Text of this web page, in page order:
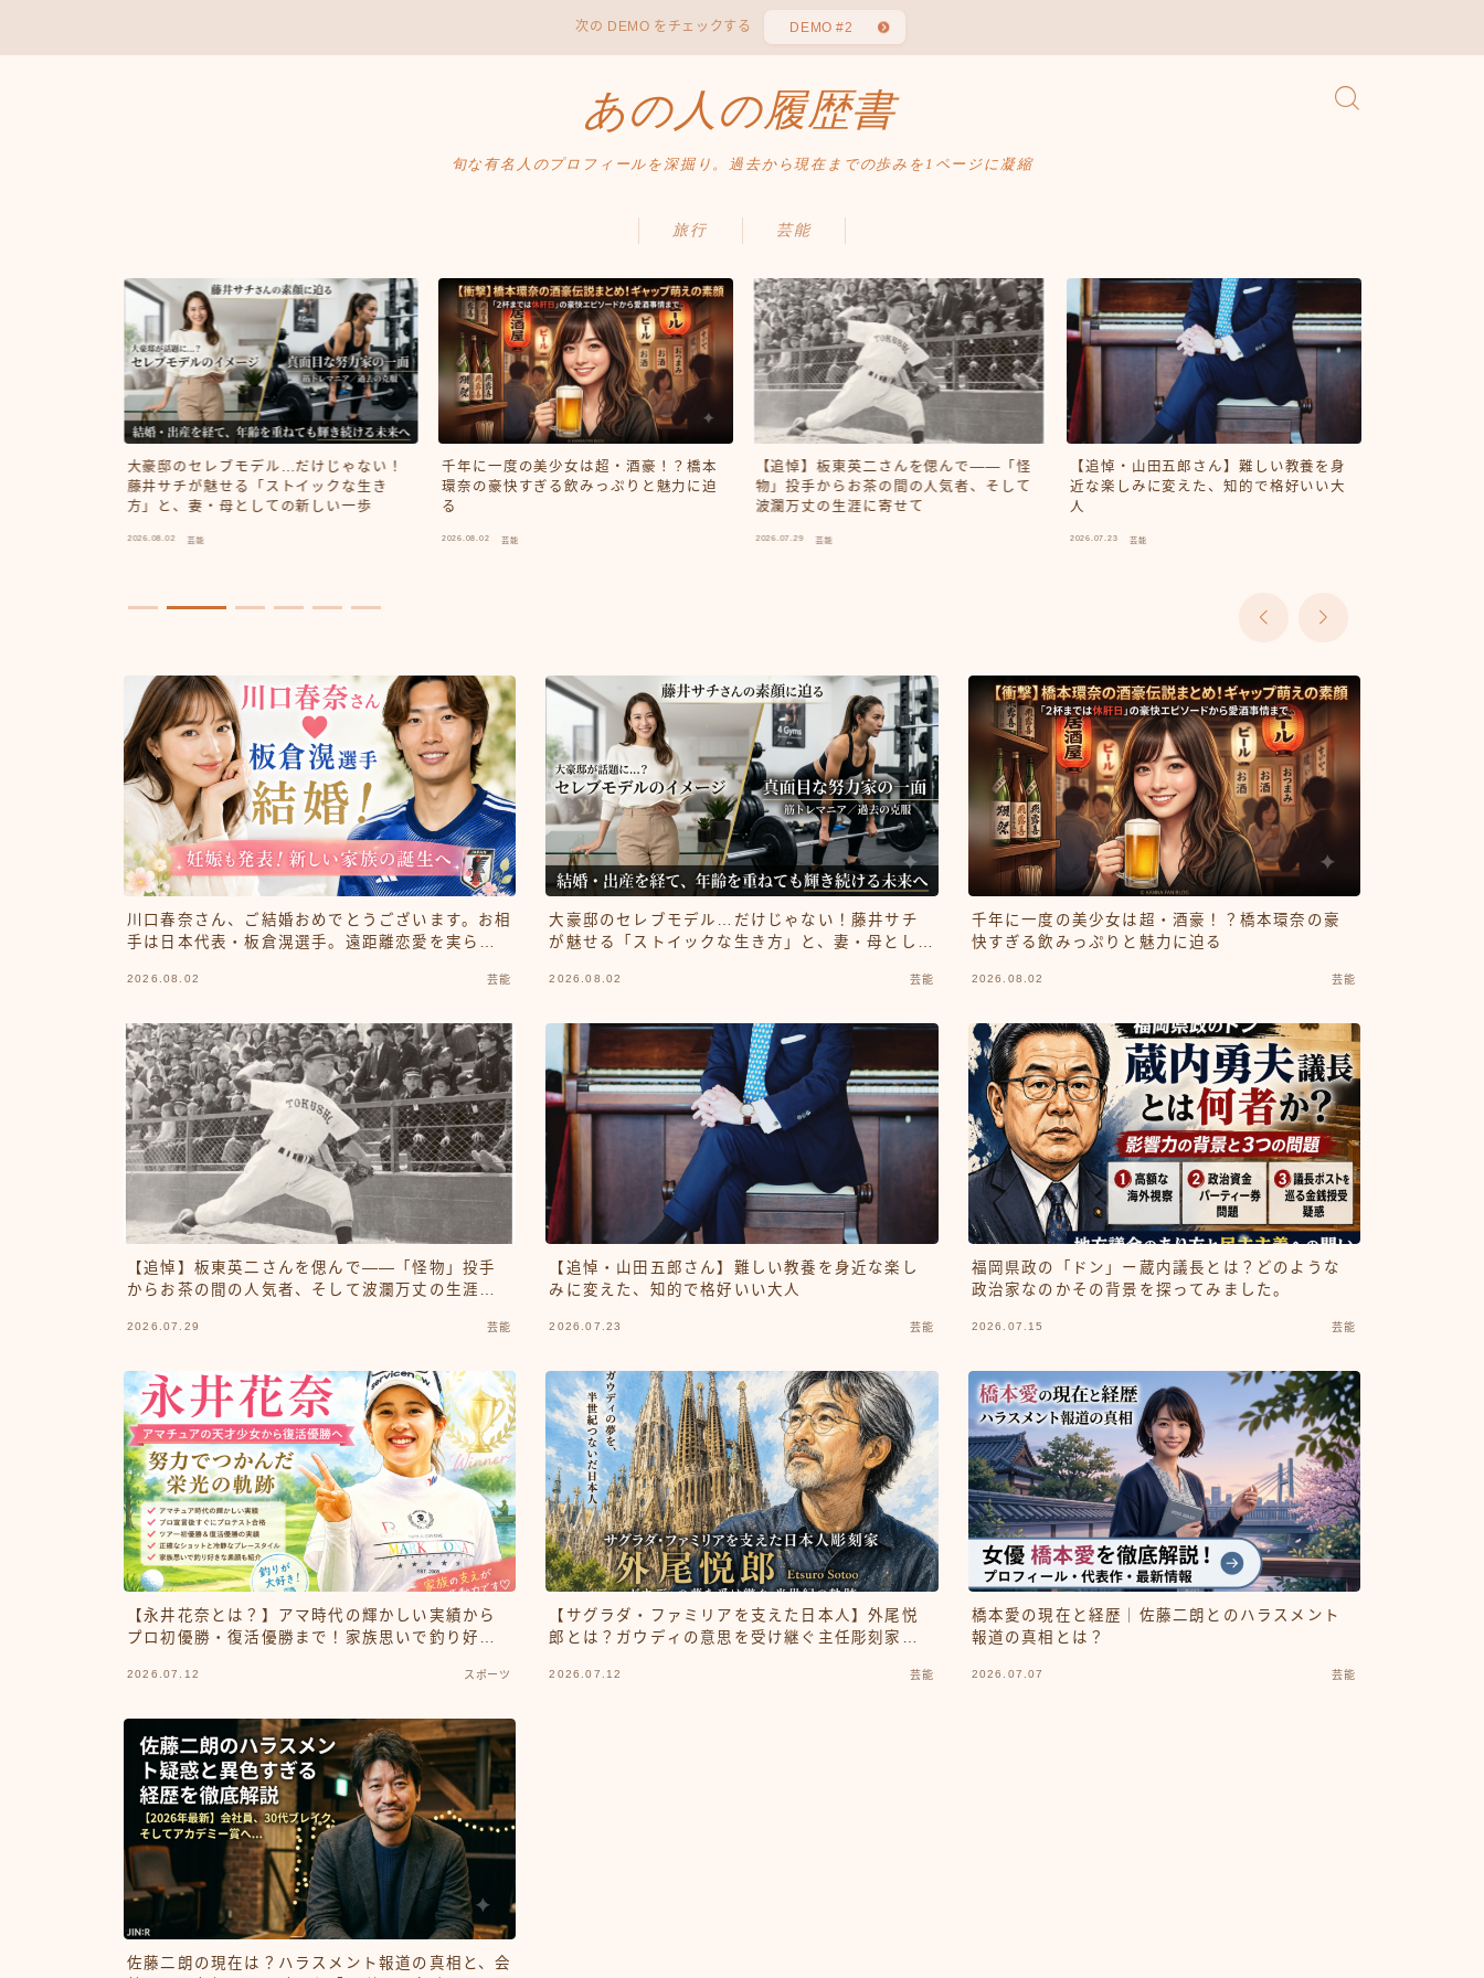
次の DEMO をチェックする DEMO #2
あの人の履歴書
旬な有名人のプロフィールを深掘り。過去から現在までの歩みを1ページに凝縮
旅行 芸能
大豪邸のセレブモデル…だけじゃない！
藤井サチが魅せる「ストイックな生き
方」と、妻・母としての新しい一歩
2026.08.02 芸能
千年に一度の美少女は超・酒豪！？橋本
環奈の豪快すぎる飲みっぷりと魅力に迫
る
2026.08.02 芸能
【追悼】板東英二さんを偲んで――「怪
物」投手からお茶の間の人気者、そして
波瀾万丈の生涯に寄せて
2026.07.29 芸能
【追悼・山田五郎さん】難しい教養を身
近な楽しみに変えた、知的で格好いい大
人
2026.07.23 芸能
川口春奈さん、ご結婚おめでとうございます。お相
手は日本代表・板倉滉選手。遠距離恋愛を実ら
2026.08.02 芸能
大豪邸のセレブモデル…だけじゃない！藤井サチ
が魅せる「ストイックな生き方」と、妻・母として
2026.08.02 芸能
千年に一度の美少女は超・酒豪！？橋本環奈の豪
快すぎる飲みっぷりと魅力に迫る
2026.08.02 芸能
【追悼】板東英二さんを偲んで――「怪物」投手
からお茶の間の人気者、そして波瀾万丈の生涯に
2026.07.29 芸能
【追悼・山田五郎さん】難しい教養を身近な楽し
みに変えた、知的で格好いい大人
2026.07.23 芸能
福岡県政の「ドン」ー蔵内議長とは？どのような
政治家なのかその背景を探ってみました。
2026.07.15 芸能
【永井花奈とは？】アマ時代の輝かしい実績から
プロ初優勝・復活優勝まで！家族思いで釣り好き
2026.07.12 スポーツ
【サグラダ・ファミリアを支えた日本人】外尾悦
郎とは？ガウディの意思を受け継ぐ主任彫刻家の
2026.07.12 芸能
橋本愛の現在と経歴｜佐藤二朗とのハラスメント
報道の真相とは？
2026.07.07 芸能
佐藤二朗の現在は？ハラスメント報道の真相と、会